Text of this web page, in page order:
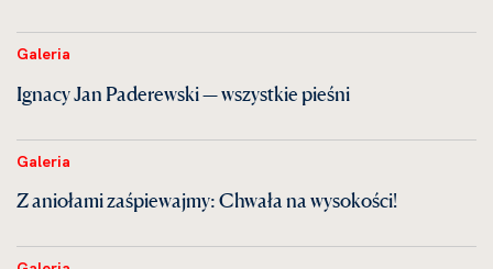
Galeria
Ignacy Jan Paderewski — wszystkie pieśni
Galeria
Z aniołami zaśpiewajmy: Chwała na wysokości!